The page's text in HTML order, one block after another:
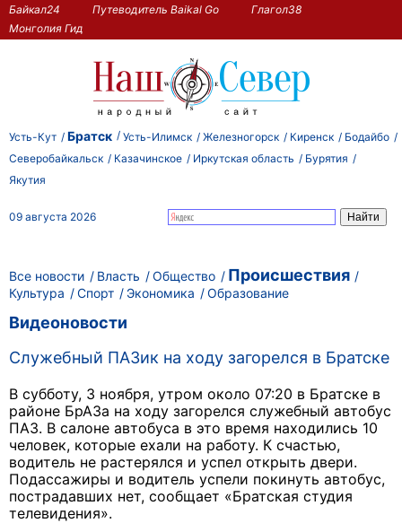
Байкал24 Путеводитель Baikal Go
Глагол38
Монголия Гид
Усть-Кут Братск Усть-Илимск Железногорск Киренск
Бодайбо
Северобайкальск
Казачинское Иркутская область
Бурятия
Якутия
09 августа 2026
Все новости Власть Общество Происшествия
Культура Спорт Экономика Образование
Видеоновости
Служебный ПАЗик на ходу загорелся в Братске
В субботу, 3 ноября, утром около 07:20 в Братске в
районе БрАЗа на ходу загорелся служебный автобус
ПАЗ. В салоне автобуса в это время находились 10
человек, которые ехали на работу. К счастью,
водитель не растерялся и успел открыть двери.
Подассажиры и водитель успели покинуть автобус,
пострадавших нет, сообщает «Братская студия
телевидения».